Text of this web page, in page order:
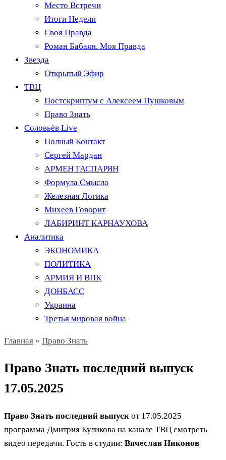
Место Встречи
Итоги Недели
Своя Правда
Роман Бабаян. Моя Правда
Звезда
Открытый Эфир
ТВЦ
Постскриптум с Алексеем Пушковым
Право Знать
Соловьёв Live
Полный Контакт
Сергей Мардан
АРМЕН ГАСПАРЯН
Формула Смысла
Железная Логика
Михеев Говорит
ЛАБИРИНТ КАРНАУХОВА
Аналитика
ЭКОНОМИКА
ПОЛИТИКА
АРМИЯ И ВПК
ДОНБАСС
Украина
Третья мировая война
Главная » Право Знать
Право Знать последний выпуск
17.05.2025
Право Знать последний выпуск от 17.05.2025
программа Дмитрия Куликова на канале ТВЦ смотреть
видео передачи. Гость в студии: Вячеслав Никонов